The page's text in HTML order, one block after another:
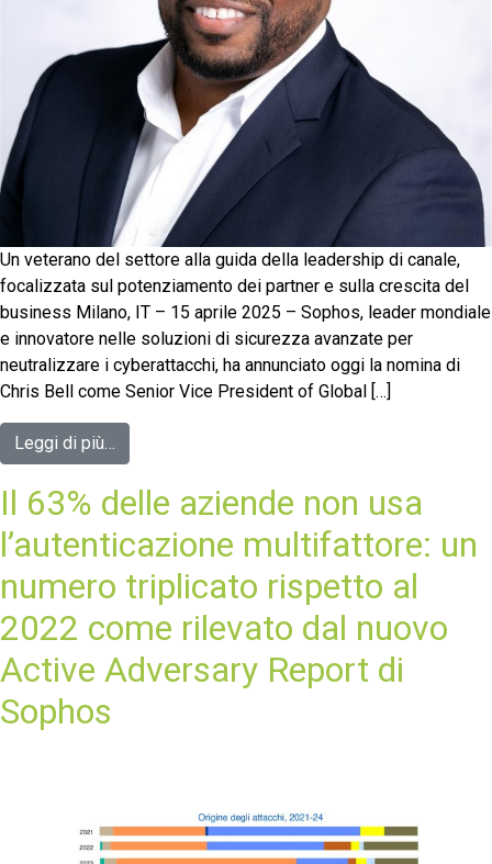
Un veterano del settore alla guida della leadership di canale,
focalizzata sul potenziamento dei partner e sulla crescita del
business Milano, IT – 15 aprile 2025 – Sophos, leader mondiale
e innovatore nelle soluzioni di sicurezza avanzate per
neutralizzare i cyberattacchi, ha annunciato oggi la nomina di
Chris Bell come Senior Vice President of Global […]
Leggi di più…
Il 63% delle aziende non usa
l’autenticazione multifattore: un
numero triplicato rispetto al
2022 come rilevato dal nuovo
Active Adversary Report di
Sophos